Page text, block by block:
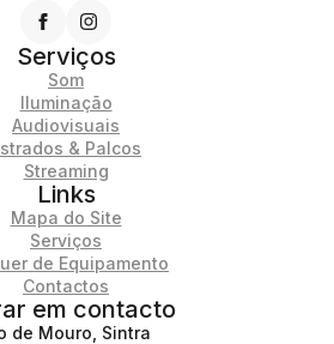
Serviços
Som
Iluminação
Audiovisuais
& Palcos
Streaming
Links
Mapa do Site
Serviços
de Equipamento
Contactos
em contacto
de Mouro, Sintra